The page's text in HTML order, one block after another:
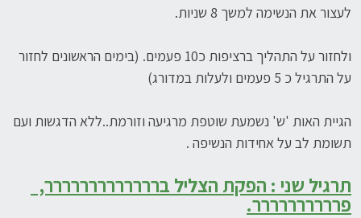
לעצור את הנשימה למשך 8 שניות.
ולחזור על התהליך ברציפות כ10 פעמים. (בימים הראשונים לחזור
על התרגיל כ 5 פעמים ולעלות במדורג)
הגיית האות 'ש' נשמעת שוטפת מרגיעה וזורמת..ללא הדגשות ועם
תשומת לב על אחידות הנשיפה .
תרגיל שני : הפקת הצליל בררררררררררררר,
פרררררררררר.